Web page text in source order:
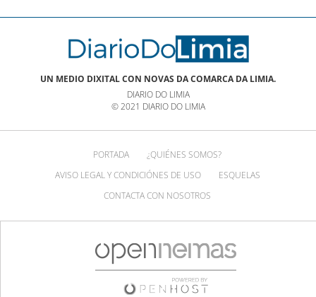
UN MEDIO DIXITAL CON NOVAS DA COMARCA DA LIMIA.
DIARIO DO LIMIA
© 2021 DIARIO DO LIMIA
PORTADA
¿QUIÉNES SOMOS?
AVISO LEGAL Y CONDICIÓNES DE USO
ESQUELAS
CONTACTA CON NOSOTROS